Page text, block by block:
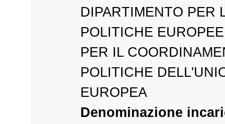
DIPARTIMENTO PER
POLITICHE
PER IL
POLITICHE
EUROPEA
Denominazione